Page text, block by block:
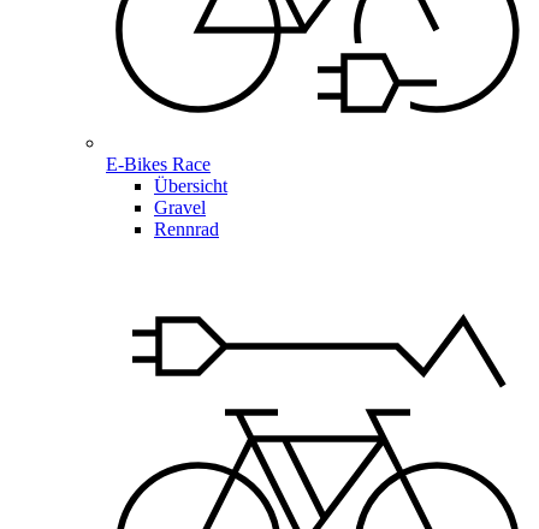
E-Bikes Race
Übersicht
Gravel
Rennrad